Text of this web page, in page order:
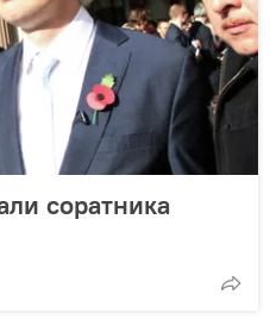
соратника